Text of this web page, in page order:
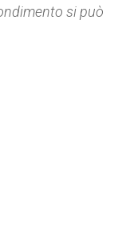
si può